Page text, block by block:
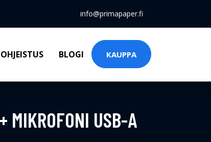
info@primapaper.fi
BLOGI KAUPPA
MIKROFONI USB-A